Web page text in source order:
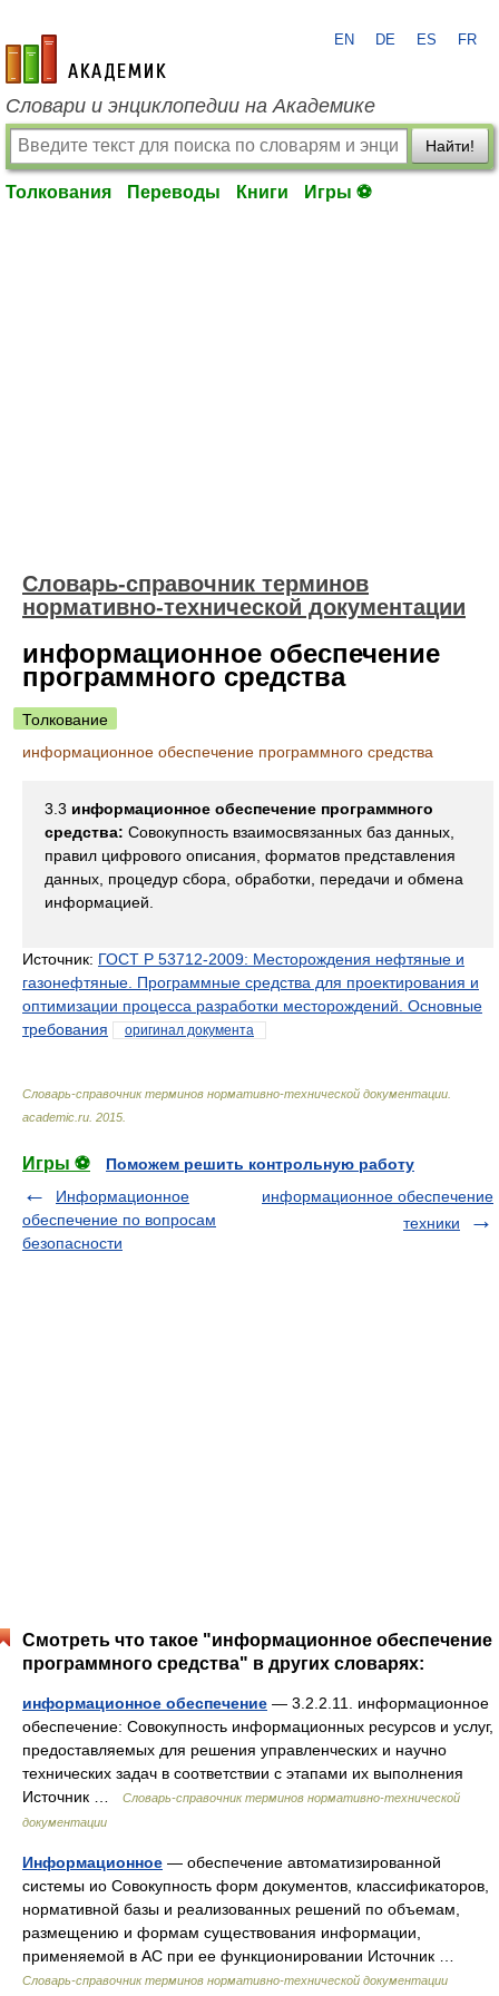
academic.ru
EN DE ES FR
Словари и энциклопедии на Академике
Найти!
Толкования Переводы Книги Игры ⚽
Словарь-справочник терминов
нормативно-технической документации
информационное обеспечение
программного средства
Толкование
информационное обеспечение программного средства
3.3 информационное обеспечение программного
средства: Совокупность взаимосвязанных баз данных,
правил цифрового описания, форматов представления
данных, процедур сбора, обработки, передачи и обмена
информацией.
Источник: ГОСТ Р 53712-2009: Месторождения нефтяные и
газонефтяные. Программные средства для проектирования и
оптимизации процесса разработки месторождений. Основные
требования
оригинал документа
Словарь-справочник терминов нормативно-технической документации
academic.ru 2015
Игры ⚽
Поможем решить контрольную работу
Информационное
обеспечение по вопросам
безопасности
информационное обеспечение
техники
Смотреть что такое "информационное обеспечение
программного средства" в других словарях:
информационное обеспечение — 3.2.2.11. информационное
обеспечение: Совокупность информационных ресурсов и услуг,
предоставляемых для решения управленческих и научно
технических задач в соответствии с этапами их выполнения
Источник …
Словарь-справочник терминов нормативно-технической
документации
Информационное — обеспечение автоматизированной
системы ио Совокупность форм документов, классификаторов,
нормативной базы и реализованных решений по объемам,
размещению и формам существования информации,
применяемой в АС при ее функционировании Источник …
Словарь-справочник терминов нормативно-технической документации